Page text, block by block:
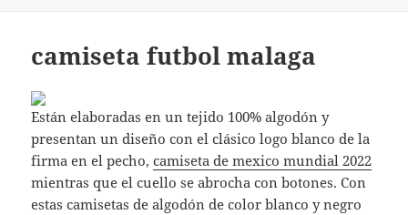
camiseta futbol malaga
Están elaboradas en un tejido 100% algodón y
presentan un diseño con el clásico logo blanco de la
firma en el pecho,camiseta de mexico mundial 2022
mientras que el cuello se abrocha con botones. Con
estas camisetas de algodón de color blanco y negro